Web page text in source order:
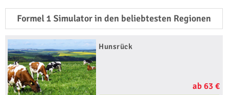
Formel 1 Simulator in den beliebtesten Regionen
Hunsrück
ab 63 €